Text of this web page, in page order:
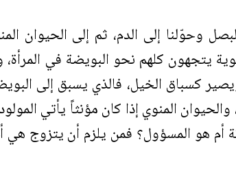
وحوّلنا إلى الدم، ثم إلى الحيوان
يتجهون كلهم نحو البويضة في المرأة،
كسباق الخيل، فالذي يسبق إلى
المنوي إذا كان مؤنثاً يأتي
أم هو المسؤول؟ فمن يلزم أن يتزوج